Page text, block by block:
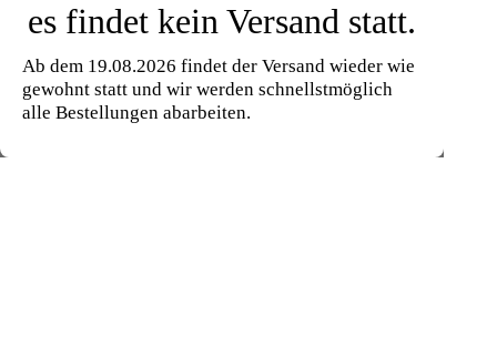
es findet kein Versand statt.
Ab dem 19.08.2026 findet der Versand wieder wie
gewohnt statt und wir werden schnellstmöglich
alle Bestellungen abarbeiten.